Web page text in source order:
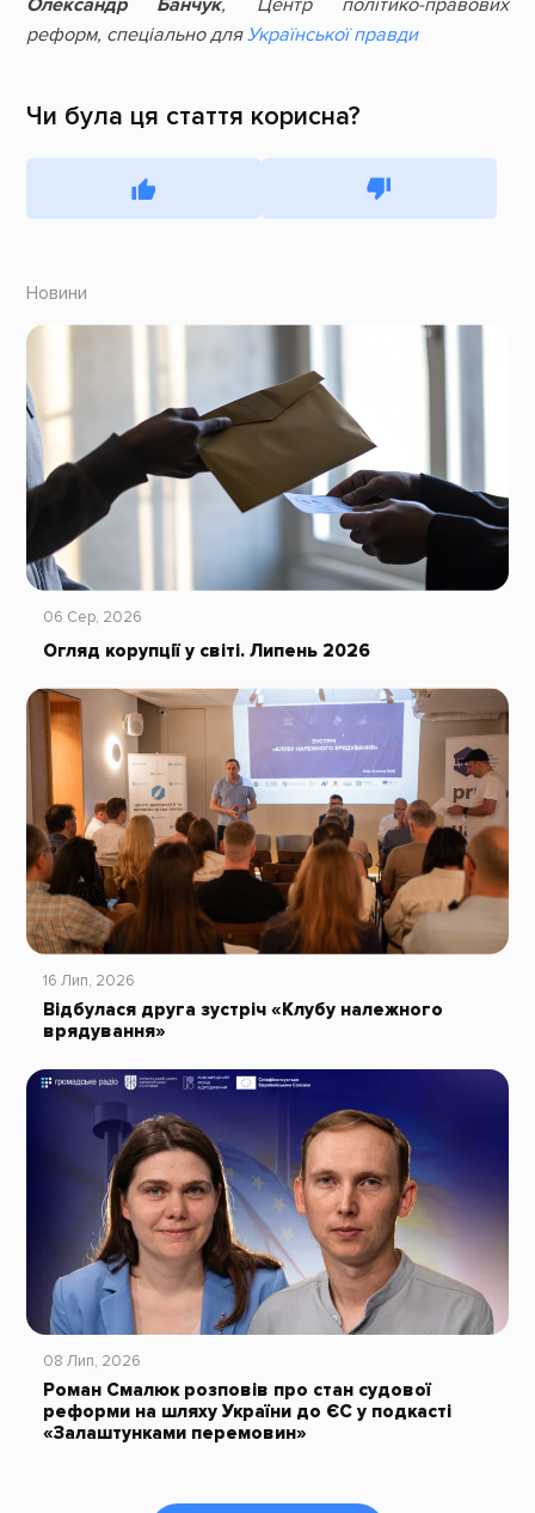
Олександр Банчук, Центр політико-правових
реформ, спеціально дляУкраїнської правди
Чи була ця стаття корисна?
Новини
06 Сер, 2026
Огляд корупції у світі. Липень 2026
16 Лип, 2026
Відбулася друга зустріч «Клубу належного
врядування»
08 Лип, 2026
Роман Смалюк розповів про стан судової
реформи на шляху України до ЄС у подкасті
«Залаштунками перемовин»